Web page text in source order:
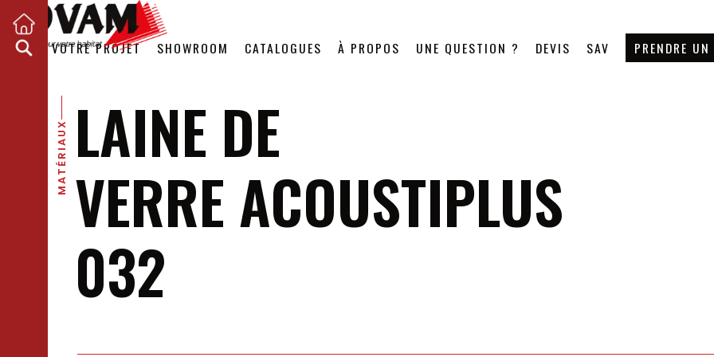
VOTRE PROJET SHOWROOM CATALOGUES À PROPOS UNE QUESTION ? DEVIS SAV PRENDRE
MATÉRIAUXLAINE DE
VERRE ACOUSTIPLUS
032